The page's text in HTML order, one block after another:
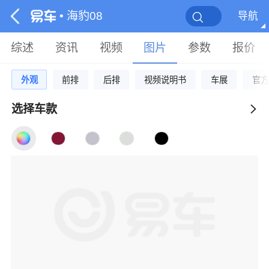
• 海豹08 导航
综述 资讯 视频 图片 参数 报价
外观 前排 后排 视频说明书 车展 官方
选择车款